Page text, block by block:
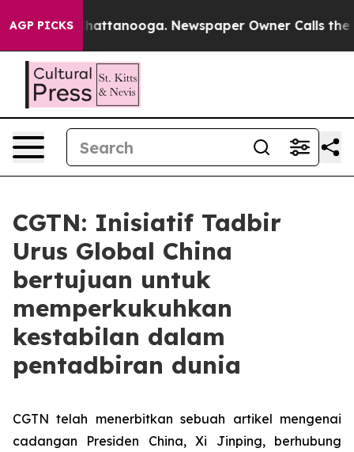
AGP PICKS
in Chattanooga. Newspaper Owner Calls the
CGTN: Inisiatif Tadbir
Urus Global China
bertujuan untuk
memperkukuhkan
kestabilan dalam
pentadbiran dunia
CGTN telah menerbitkan sebuah artikel mengenai
cadangan Presiden China, Xi Jinping, berhubung